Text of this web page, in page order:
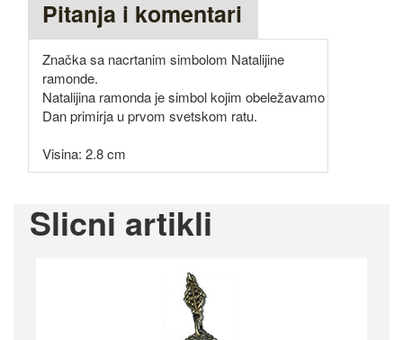
Pitanja i komentari
Značka sa nacrtanim simbolom Natalijine
ramonde.
Natalijina ramonda je simbol kojim obeležavamo
Dan primirja u prvom svetskom ratu.
Visina: 2.8 cm
Slicni artikli